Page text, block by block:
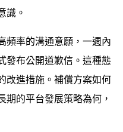
識。
頻率的溝通意願，一週內
發布公開道歉信。這種態
改進措施。補償方案如何
期的平台發展策略為何，